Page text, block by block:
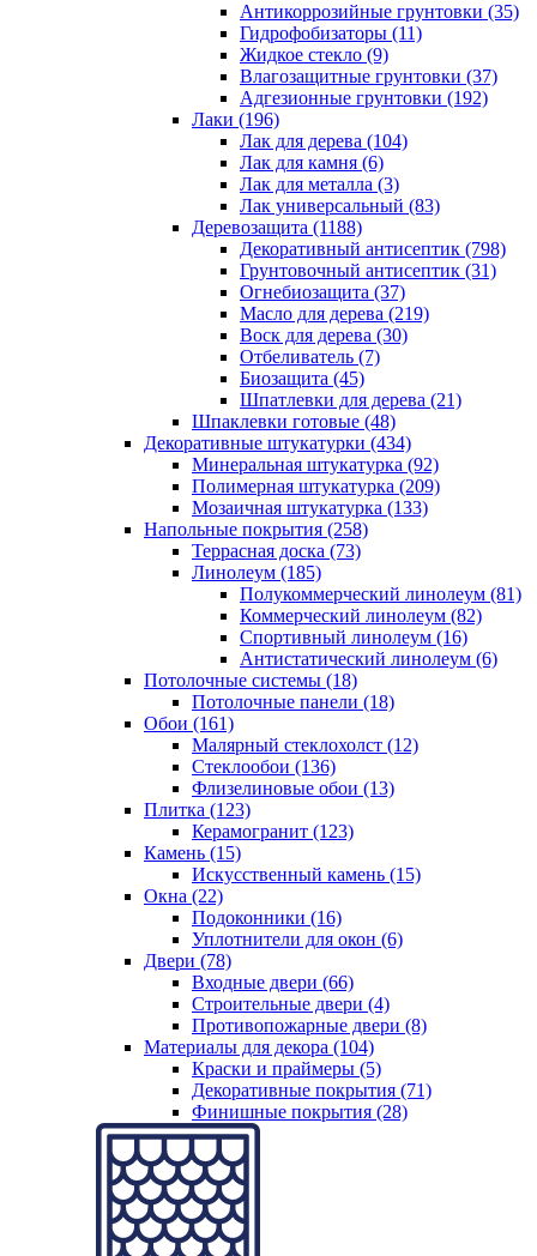
Антикоррозийные грунтовки (35)
Гидрофобизаторы (11)
Жидкое стекло (9)
Влагозащитные грунтовки (37)
Адгезионные грунтовки (192)
Лаки (196)
Лак для дерева (104)
Лак для камня (6)
Лак для металла (3)
Лак универсальный (83)
Деревозащита (1188)
Декоративный антисептик (798)
Грунтовочный антисептик (31)
Огнебиозащита (37)
Масло для дерева (219)
Воск для дерева (30)
Отбеливатель (7)
Биозащита (45)
Шпатлевки для дерева (21)
Шпаклевки готовые (48)
Декоративные штукатурки (434)
Минеральная штукатурка (92)
Полимерная штукатурка (209)
Мозаичная штукатурка (133)
Напольные покрытия (258)
Террасная доска (73)
Линолеум (185)
Полукоммерческий линолеум (81)
Коммерческий линолеум (82)
Спортивный линолеум (16)
Антистатический линолеум (6)
Потолочные системы (18)
Потолочные панели (18)
Обои (161)
Малярный стеклохолст (12)
Стеклообои (136)
Флизелиновые обои (13)
Плитка (123)
Керамогранит (123)
Камень (15)
Искусственный камень (15)
Окна (22)
Подоконники (16)
Уплотнители для окон (6)
Двери (78)
Входные двери (66)
Строительные двери (4)
Противопожарные двери (8)
Материалы для декора (104)
Краски и праймеры (5)
Декоративные покрытия (71)
Финишные покрытия (28)